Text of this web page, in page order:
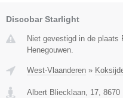
Discobar Starlight
Niet gevestigd in de
Henegouwen.
West-Vlaanderen »
Albert Bliecklaan, 17, 8670